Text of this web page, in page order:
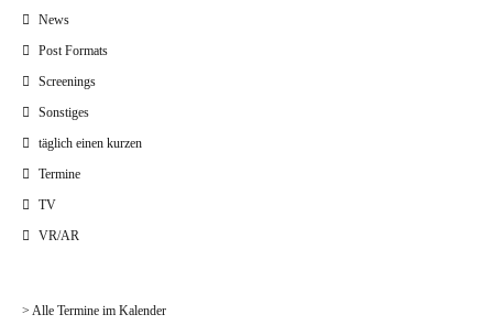
News
Post Formats
Screenings
Sonstiges
täglich einen kurzen
Termine
TV
VR/AR
> Alle Termine im Kalender